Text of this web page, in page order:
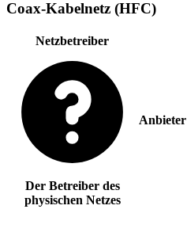
Coax-Kabelnetz (HFC)
Netzbetreiber
Der Betreiber des
physischen Netzes
Anbieter